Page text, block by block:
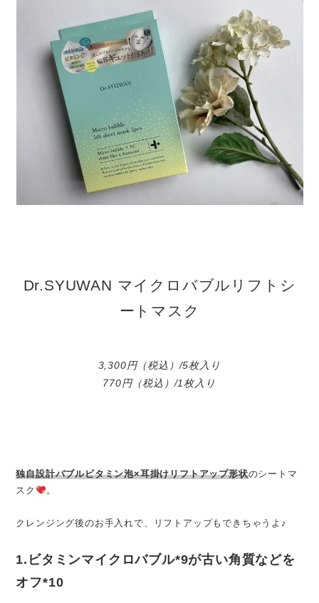
Dr.SYUWAN マイクロバブルリフトシ
ートマスク
3,300円（税込）/5枚入り
770円（税込）/1枚入り
独自設計バブルビタミン泡×耳掛けリフトアップ形状のシートマ
スク
。
クレンジング後のお手入れで、リフトアップもできちゃうよ♪
1.ビタミンマイクロバブル*9が古い角質などを
オフ*10